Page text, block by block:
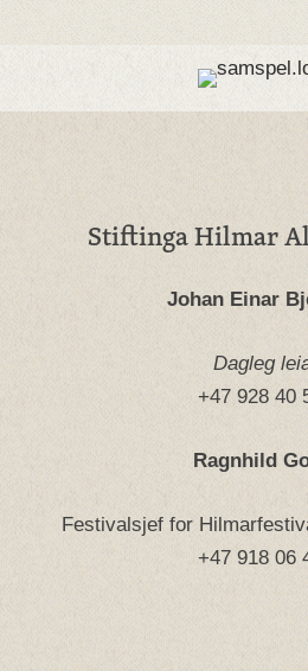
Stiftinga Hilmar
Johan Einar
Dagleg
+47 928 40
Ragnhild
Festivalsjef for
+47 918 06